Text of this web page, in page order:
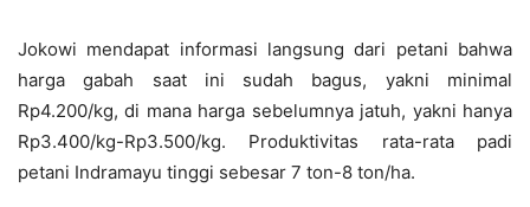
Jokowi mendapat informasi langsung dari petani bahwa
harga gabah saat ini sudah bagus, yakni minimal
Rp4.200/kg, di mana harga sebelumnya jatuh, yakni hanya
Rp3.400/kg-Rp3.500/kg. Produktivitas rata-rata padi
petani Indramayu tinggi sebesar 7 ton-8 ton/ha.